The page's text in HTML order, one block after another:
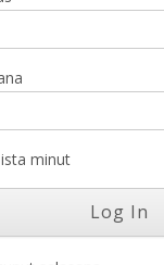
minut